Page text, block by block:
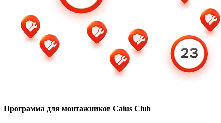
Программа для монтажников Caius Club